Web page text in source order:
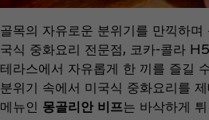
골목의 자유로운 분위기를 만끽하
국식 중화요리 전문점, 코카-콜라
테라스에서 자유롭게 한 끼를 즐길
분위기 속에서 미국식 중화요리를
메뉴인 몽골리안 비프는 바삭하게